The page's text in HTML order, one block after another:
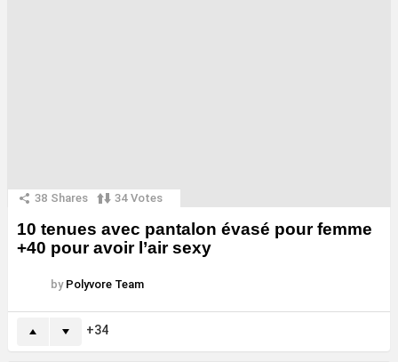
38 Shares 34 Votes
10 tenues avec pantalon évasé pour femme
+40 pour avoir l’air sexy
by Polyvore Team
34